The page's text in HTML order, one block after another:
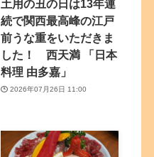
土用の丑の日は13年連
続で関西最高峰の江戸
前うな重をいただきま
した！ 西天満 「日本
料理 由多嘉」
2026年07月26日 11:00